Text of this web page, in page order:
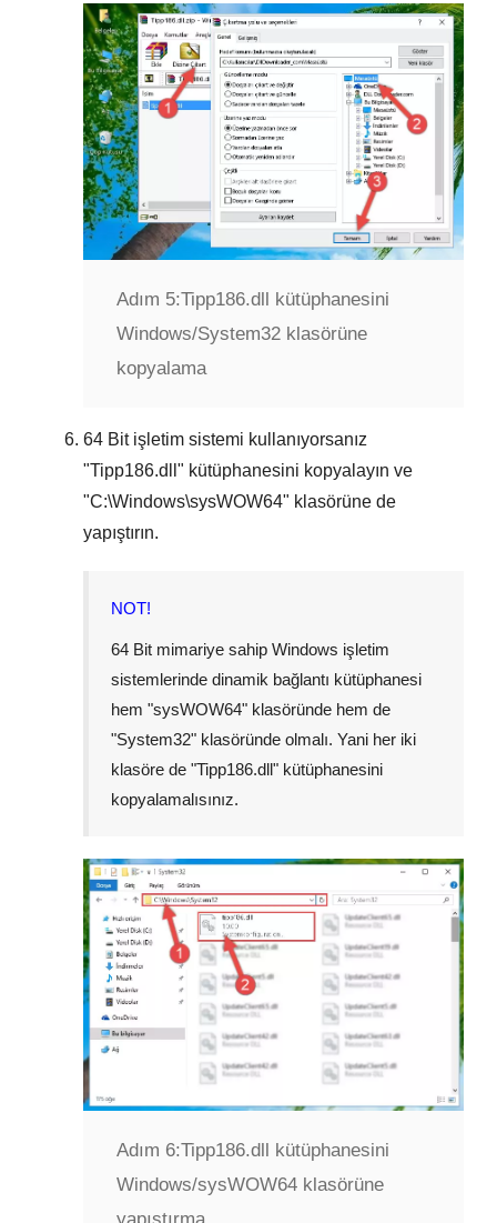
Adım 5:Tipp186.dll kütüphanesini
Windows/System32 klasörüne
kopyalama
64 Bitişletim sistemi kullanıyorsanız
"Tipp186.dll " kütüphanesini kopyalayın ve
"C:\Windows\sysWOW64" klasörüne de
yapıştırın.
NOT!
64 Bit mimariye sahip Windows işletim
sistemlerinde dinamik bağlantı kütüphanesi
hem "sysWOW64" klasöründe hem de
"System32" klasöründe olmalı. Yani her iki
klasöre de "Tipp186.dll" kütüphanesini
kopyalamalısınız.
Adım 6:Tipp186.dll kütüphanesini
Windows/sysWOW64 klasörüne